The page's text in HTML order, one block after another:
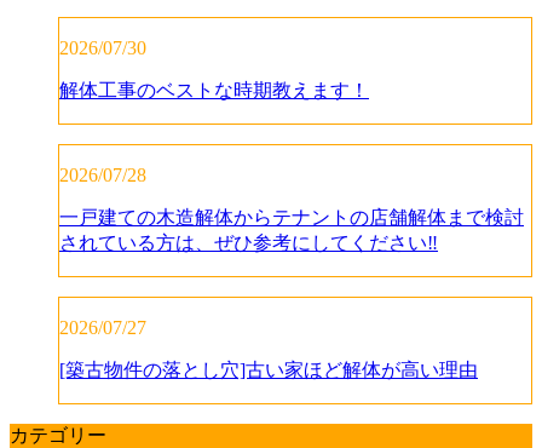
2026/07/30
解体工事のベストな時期教えます！
2026/07/28
一戸建ての木造解体からテナントの店舗解体まで検討
されている方は、ぜひ参考にしてください‼️
2026/07/27
[築古物件の落とし穴]古い家ほど解体が高い理由
カテゴリー